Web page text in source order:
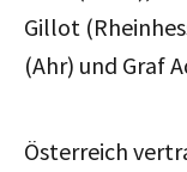
Gillot
(Ahr) und Graf
Österreich